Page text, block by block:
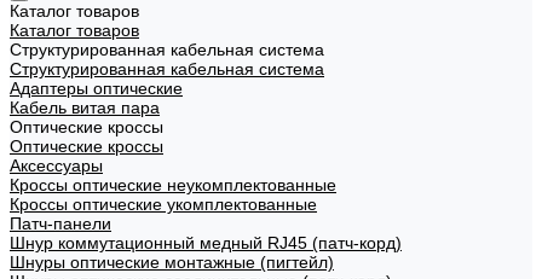
Каталог товаров
Каталог товаров
Структурированная кабельная система
Структурированная кабельная система
Адаптеры оптические
Кабель витая пара
Оптические кроссы
Оптические кроссы
Аксессуары
Кроссы оптические неукомплектованные
Кроссы оптические укомплектованные
Патч-панели
Шнур коммутационный медный RJ45 (патч-корд)
Шнуры оптические монтажные (пигтейл)